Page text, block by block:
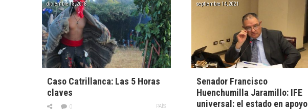
diciembre 13, 2018
Caso Catrillanca: Las 5 Horas
claves
PAÍS
0
septiembre 14, 2021
Senador Francisco
Huenchumilla Jaramillo: IFE
universal: el estado en apoyo